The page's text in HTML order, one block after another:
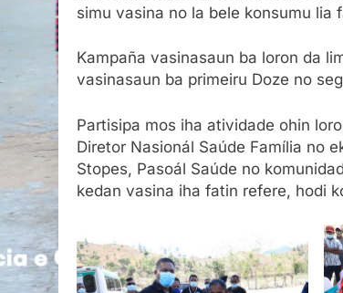
simu vasina no la bele konsumu lia
Kampaña vasinasaun ba loron da
vasinasaun ba primeiru Doze no
Partisipa mos iha atividade ohin
Diretor Nasionál Saúde Família no
Stopes, Pasoál Saúde no
kedan vasina iha fatin refere, hodi